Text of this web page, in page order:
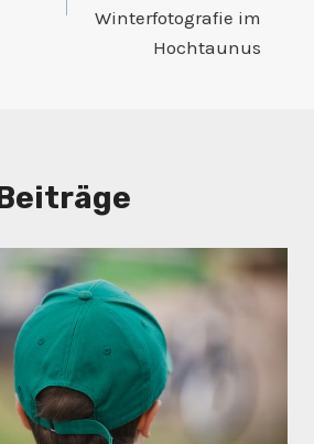
Winterfotografie im
Hochtaunus